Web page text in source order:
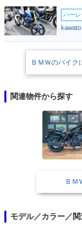
回りの剛性アップなど、
フトではなく、R1100GS
著に現れている。
ハー
ＢＭＷのバイク
関連物件から探す
ＢＭ
モデル／カラー／